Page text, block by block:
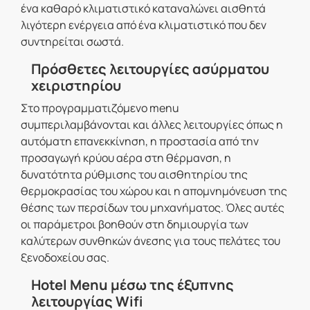
ένα καθαρό κλιματιστικό καταναλώνει αισθητά
λιγότερη ενέργεια από ένα κλιματιστικό που δεν
συντηρείται σωστά.
Πρόσθετες λειτουργίες ασύρματου
χειριστηρίου
Στο προγραμματιζόμενο menu
συμπεριλαμβάνονται και άλλες λειτουργίες όπως η
αυτόματη επανεκκίνηση, η προστασία από την
προσαγωγή κρύου αέρα στη θέρμανση, η
δυνατότητα ρύθμισης του αισθητηρίου της
θερμοκρασίας του χώρου και η απομνημόνευση της
θέσης των περσίδων του μηχανήματος. Όλες αυτές
οι παράμετροι βοηθούν στη δημιουργία των
καλύτερων συνθηκών άνεσης για τους πελάτες του
ξενοδοχείου σας.
Hotel Menu μέσω της έξυπνης
λειτουργίας Wifi